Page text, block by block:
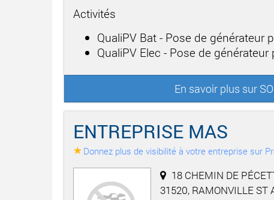
Activités
QualiPV Bat - Pose de générateur
QualiPV Elec - Pose de
En savoir plus sur
ENTREPRISE MAS
Donnez plus de visibilité à votre entreprise sur
18 CHEMIN DE
31520, RAMONVILLE ST